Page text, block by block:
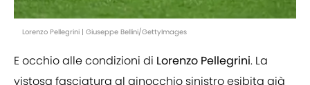
Lorenzo Pellegrini | Giuseppe Bellini/GettyImages
E occhio alle condizioni di Lorenzo Pellegrini. La
vistosa fasciatura al ginocchio sinistro esibita già